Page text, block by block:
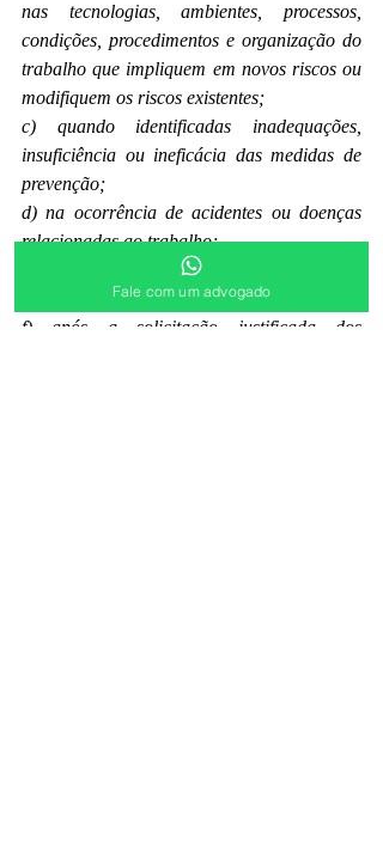
nas tecnologias, ambientes, processos,
condições, procedimentos e organização do
trabalho que impliquem em novos riscos ou
modifiquem os riscos existentes;
c) quando identificadas inadequações,
insuficiência ou ineficácia das medidas de
prevenção;
d) na ocorrência de acidentes ou doenças
relacionadas ao trabalho;
e) quando houver mudança nos requisitos
legais aplicáveis; e
f) após a solicitação justificada dos
Fale com um advogado